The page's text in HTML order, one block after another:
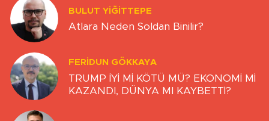
BULUT YİĞİTTEPE
Atlara Neden Soldan Binilir?
FERIDUN GÖKKAYA
TRUMP İYİ Mİ KÖTÜ MÜ? EKONOMİ Mİ
KAZANDI, DÜNYA MI KAYBETTİ?